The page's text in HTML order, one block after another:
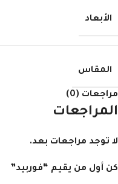
الأبعاد
المقاس
مراجعات (0)
المراجعات
لا توجد مراجعات بعد.
كن أول من يقيم “فوربيد”